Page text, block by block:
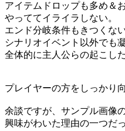
アイテムドロップも多め＆
やっててイライラしない。
エンド分岐条件もきつくな
シナリオイベント以外でも
全体的に主人公らの起こし
プレイヤーの方をしっかり
余談ですが、サンプル画像
興味がわいた理由の一つだ